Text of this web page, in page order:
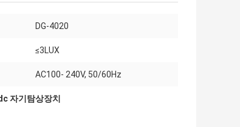
DG-4020
≤3LUX
AC100- 240V, 50/60Hz
자기탐상장치